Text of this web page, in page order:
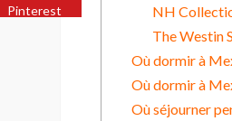
NH
The Westin
Où dormir à
Où dormir à
Où séjourner
Pinterest